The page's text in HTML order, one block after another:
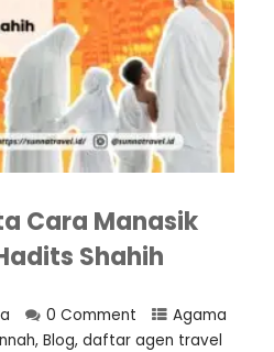
Cara Manasik
Shahih
0 Comment
Agama
, Blog, daftar agen travel